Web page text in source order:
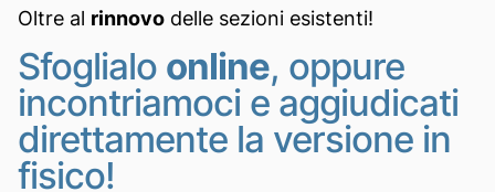
Oltre al rinnovo delle sezioni esistenti!
Sfoglialo online, oppure
incontriamoci e aggiudicati
direttamente la versione in
fisico!